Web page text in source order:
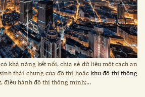
khả năng kết nối, chia sẻ dữ liệu một cách an
thái chung của đô thị hoặckhu đô thị thông
điều hành đô thị thông minh;...